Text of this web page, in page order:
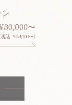
ン
〜
(税込 ¥33,000〜)